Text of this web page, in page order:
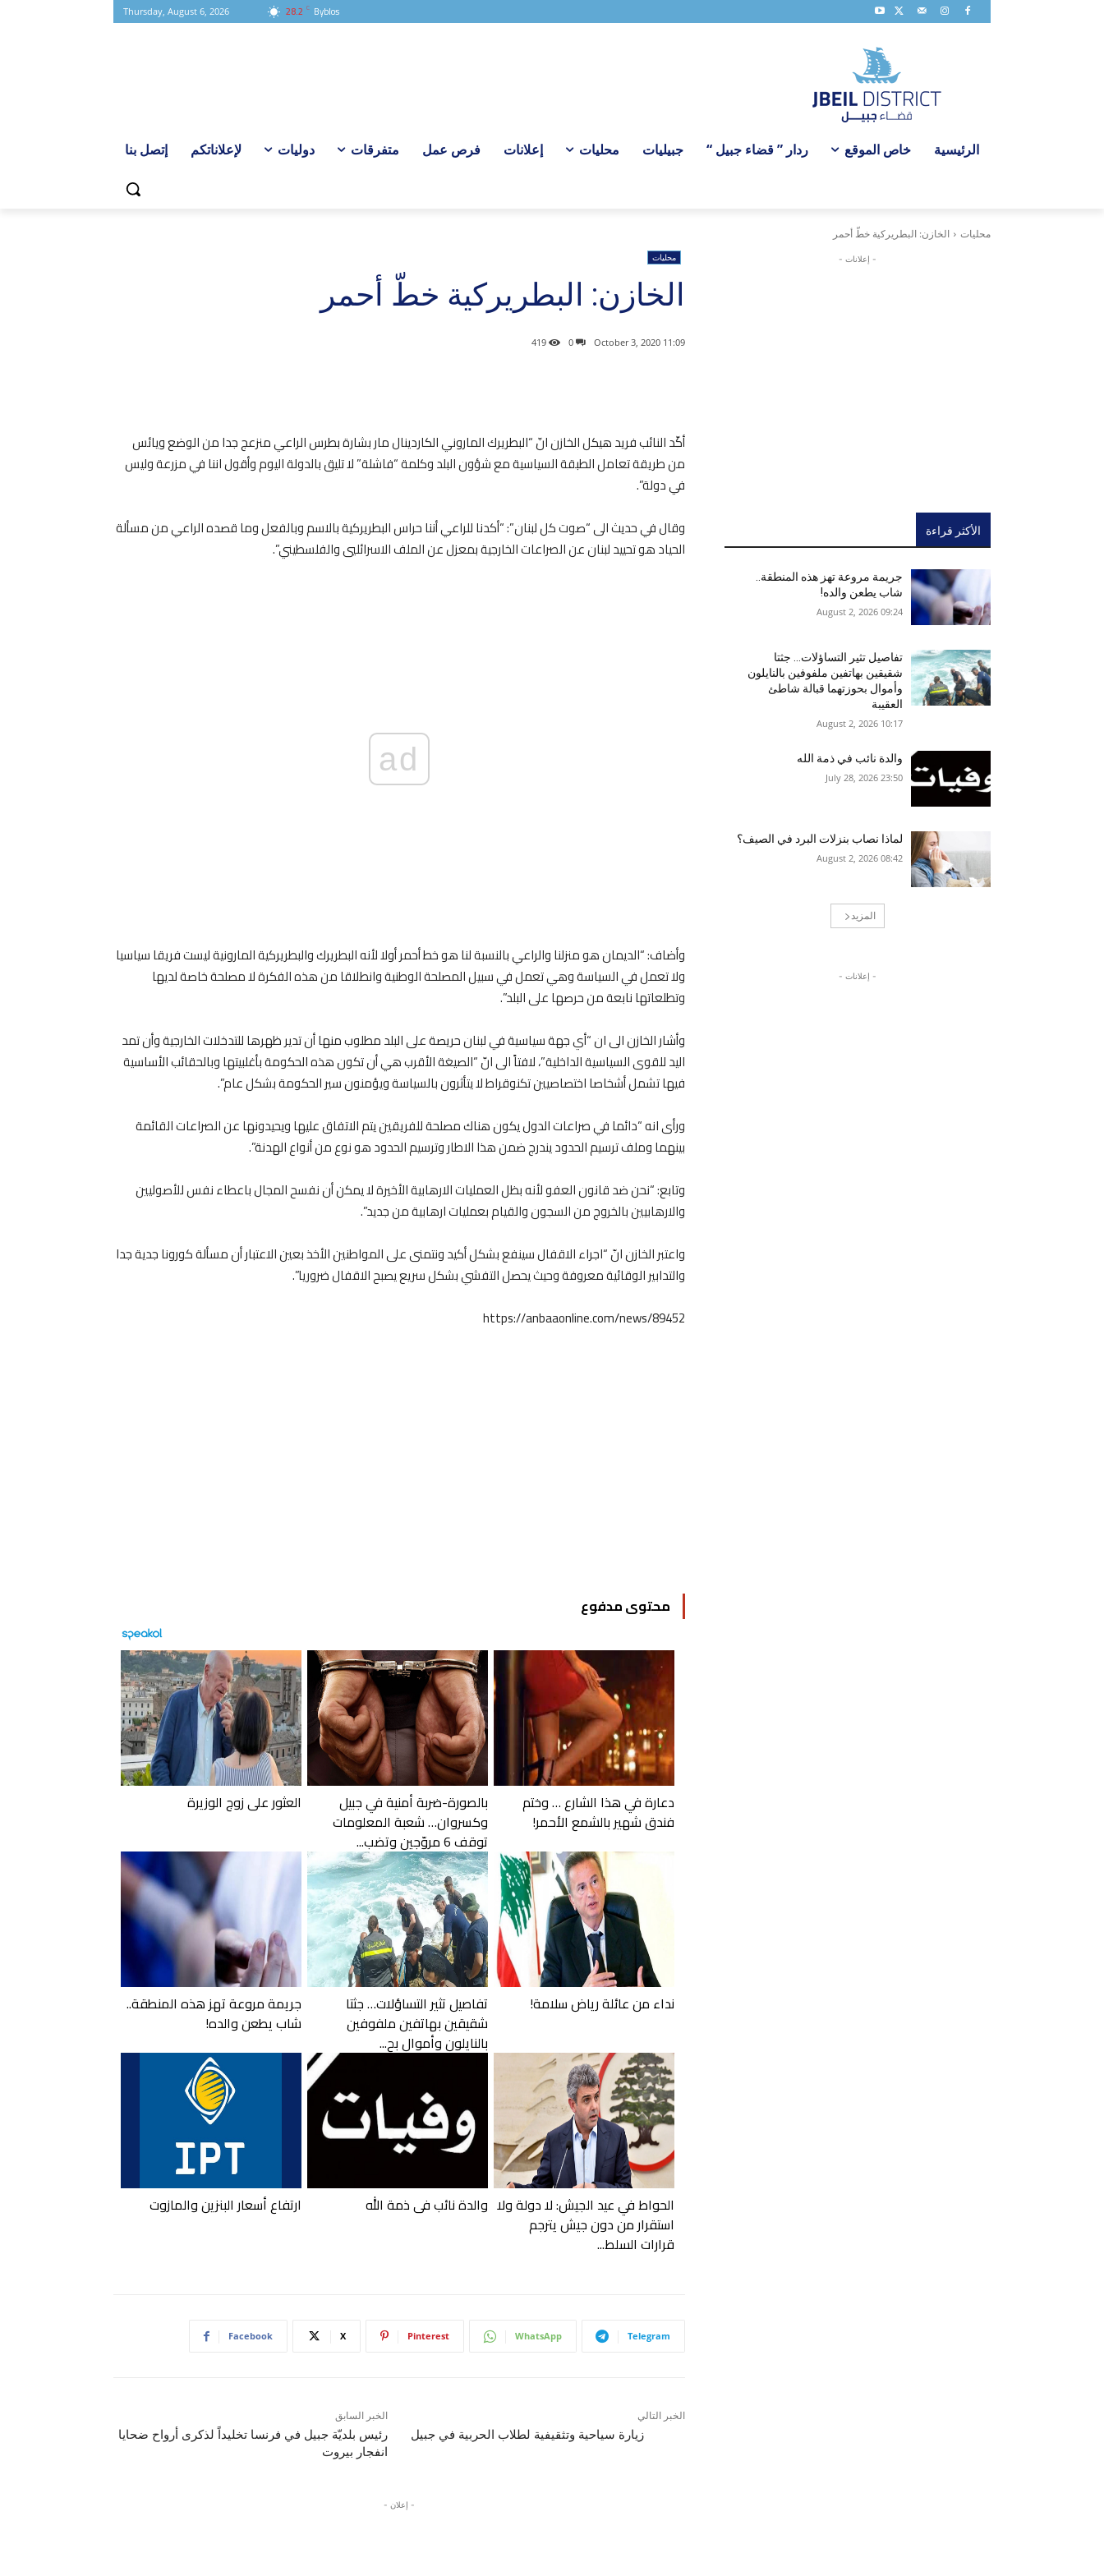
28.2 C Byblos
Thursday, August 6, 2026
الرئيسية خاص الموقع ردار ” قضاء جبيل “ جبيليات محليات إعلانات فرص عمل متفرقات دوليات لإعلاناتكم إتصل بنا
محليات الخازن: البطريركية خطّ أحمر
محليات
الخازن: البطريركية خطّ أحمر
11:09 2020 ,October 3
0
419
أكّد النائب فريد هيكل الخازن انّ “البطريرك الماروني الكاردينال مار بشارة بطرس الراعي منزعج جدا من الوضع ويائس
من طريقة تعامل الطبقة السياسية مع شؤون البلد وكلمة “فاشلة” لا تليق بالدولة اليوم وأقول اننا في مزرعة وليس
في دولة”.
وقال في حديث الى “صوت كل لبنان”: “أكدنا للراعي أننا حراس البطريركية بالاسم وبالفعل وما قصده الراعي من مسألة
الحياد هو تحييد لبنان عن الصراعات الخارجية بمعزل عن الملف الاسرائليي والفلسطيني”.
ad
وأضاف: “الديمان هو منزلنا والراعي بالنسبة لنا هو خط أحمر أولا لأنه البطريرك والبطريركية المارونية ليست فريقا سياسيا
ولا تعمل في السياسة وهي تعمل في سبيل المصلحة الوطنية وانطلاقا من هذه الفكرة لا مصلحة خاصة لديها
وتطلعاتها نابعة من حرصها على البلد”.
وأشار الخازن الى ان “أي جهة سياسية في لبنان حريصة على البلد مطلوب منها أن تدير ظهرها للتدخلات الخارجية وأن تمد
اليد للقوى السياسية الداخلية”، لافتاً الى انّ “الصيغة الأقرب هي أن تكون هذه الحكومة بأغلبيتها وبالحقائب الأساسية
فيها تشمل أشخاصا اختصاصيين تكنوقراط لا يتأثرون بالسياسة ويؤمنون سير الحكومة بشكل عام”.
ورأى انه “دائما في صراعات الدول يكون هناك مصلحة للفريقين يتم الاتفاق عليها ويحيدونها عن الصراعات القائمة
بينهما وملف ترسيم الحدود يندرج ضمن هذا الاطار وترسيم الحدود هو نوع من أنواع الهدنة”.
وتابع: “نحن ضد قانون العفو لأنه بظل العمليات الارهابية الأخيرة لا يمكن أن نفسح المجال باعطاء نفس للأصوليين
والارهابيين بالخروج من السجون والقيام بعمليات ارهابية من جديد”.
واعتبر الخازن انّ “اجراء الاقفال سينفع بشكل أكيد ونتمنى على المواطنين الأخذ بعين الاعتبار أن مسألة كورونا جدية جدا
والتدابير الوقائية معروفة وحيث يحصل التفشي بشكل سريع يصبح الاقفال ضروريا”.
https://anbaaonline.com/news/89452
محتوى مدفوع
دعارة في هذا الشارع … وختم
فندق شهير بالشمع الأحمر!
بالصورة-ضربة أمنية في جبيل
وكسروان… شعبة المعلومات
توقف 6 مروّجين وتضب...
العثور على زوج الوزيرة
نداء من عائلة رياض سلامة!
تفاصيل تثير التساؤلات… جثتا
شقيقين بهاتفين ملفوفين
بالنايلون وأموال بح...
جريمة مروعة تهز هذه المنطقة..
شاب يطعن والده!
الحواط في عيد الجيش: لا دولة ولا
استقرار من دون جيش يترجم
قرارات السلط...
والدة نائب في ذمة الله ارتفاع أسعار البنزين والمازوت
Facebook X Pinterest WhatsApp Telegram
الخبر السابق
رئيس بلديّة جبيل في فرنسا تخليداً لذكرى أرواح ضحايا
انفجار بيروت
الخبر التالي
زيارة سياحية وتثقيفية لطلاب الحربية في جبيل
- إعلان -
- إعلانات -
الأكثر قراءة
جريمة مروعة تهز هذه المنطقة..
شاب يطعن والده!
09:24 2026 ,August 2
تفاصيل تثير التساؤلات… جثتا
شقيقين بهاتفين ملفوفين بالنايلون
وأموال بحوزتهما قبالة شاطئ
العقيبة
10:17 2026 ,August 2
والدة نائب في ذمة الله
23:50 2026 ,July 28
لماذا نصاب بنزلات البرد في الصيف؟
08:42 2026 ,August 2
المزيد
- إعلانات -